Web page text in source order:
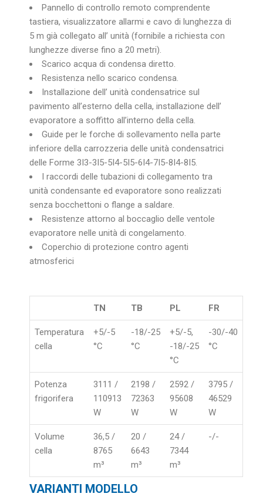
Pannello di controllo remoto comprendente
tastiera, visualizzatore allarmi e cavo di lunghezza di
5 m già collegato all’ unità (fornibile a richiesta con
lunghezze diverse fino a 20 metri).
Scarico acqua di condensa diretto.
Resistenza nello scarico condensa.
Installazione dell’ unità condensatrice sul
pavimento all’esterno della cella, installazione dell’
evaporatore a soffitto all’interno della cella.
Guide per le forche di sollevamento nella parte
inferiore della carrozzeria delle unità condensatrici
delle Forme 3I3-3I5-5I4-5I5-6I4-7I5-8I4-8I5.
I raccordi delle tubazioni di collegamento tra
unità condensante ed evaporatore sono realizzati
senza bocchettoni o flange a saldare.
Resistenze attorno al boccaglio delle ventole
evaporatore nelle unità di congelamento.
Coperchio di protezione contro agenti
atmosferici
TN TB PL FR
Temperatura
cella
+5/-5
°C
-18/-25
°C
+5/-5,
-18/-25
°C
-30/-40
°C
Potenza
frigorifera
3111 /
110913
W
2198 /
72363
W
2592 /
95608
W
3795 /
46529
W
Volume
cella
36,5 /
8765
m³
20 /
6643
m³
24 /
7344
m³
-/-
VARIANTI MODELLO